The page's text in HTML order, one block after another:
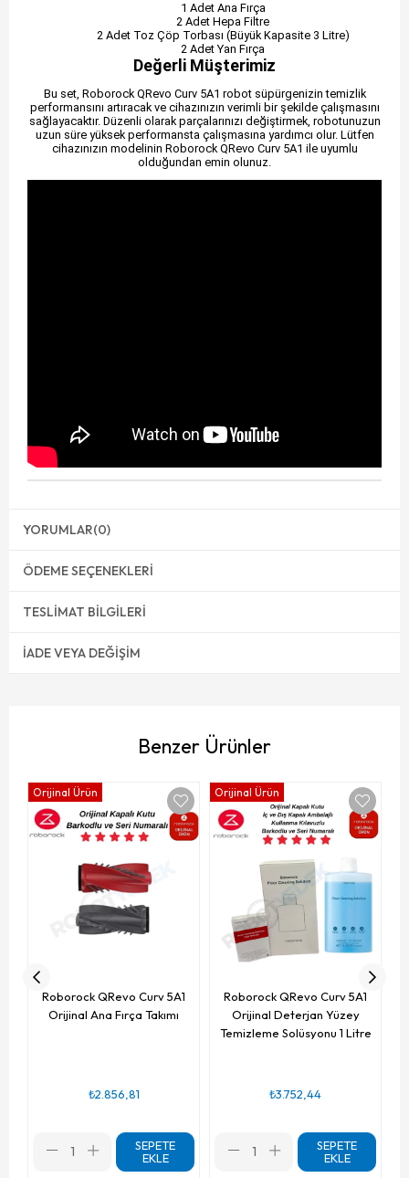
1 Adet Ana Fırça
2 Adet Hepa Filtre
2 Adet Toz Çöp Torbası (Büyük Kapasite 3 Litre)
2 Adet Yan Fırça
Değerli Müşterimiz
Bu set, Roborock QRevo Curv 5A1 robot süpürgenizin temizlik
performansını artıracak ve cihazınızın verimli bir şekilde çalışmasını
sağlayacaktır. Düzenli olarak parçalarınızı değiştirmek, robotunuzun
uzun süre yüksek performansta çalışmasına yardımcı olur. Lütfen
cihazınızın modelinin Roborock QRevo Curv 5A1 ile uyumlu
olduğundan emin olunuz.
YORUMLAR(0)
ÖDEME SEÇENEKLERI
TESLIMAT BILGILERI
İADE VEYA DEĞIŞIM
Benzer Ürünler
Roborock QRevo Curv 5A1
Orijinal Ana Fırça Takımı
₺2.856,81
SEPETE
EKLE
Orijinal Ürün
Roborock QRevo Curv 5A1
Orijinal Deterjan Yüzey
Temizleme Solüsyonu 1 Litre
₺3.752,44
SEPETE
EKLE
Orijinal Ürün